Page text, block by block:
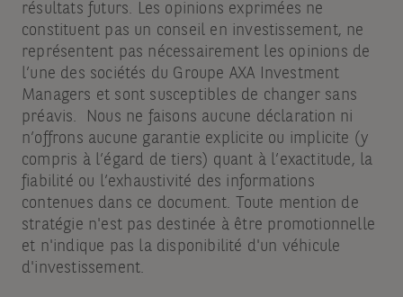
résultats futurs. Les opinions exprimées ne
constituent pas un conseil en investissement, ne
représentent pas nécessairement les opinions de
l’une des sociétés du Groupe AXA Investment
Managers et sont susceptibles de changer sans
préavis. Nous ne faisons aucune déclaration ni
n’offrons aucune garantie explicite ou implicite (y
compris à l’égard de tiers) quant à l’exactitude, la
fiabilité ou l’exhaustivité des informations
contenues dans ce document. Toute mention de
stratégie n'est pas destinée à être promotionnelle
et n'indique pas la disponibilité d'un véhicule
d'investissement.